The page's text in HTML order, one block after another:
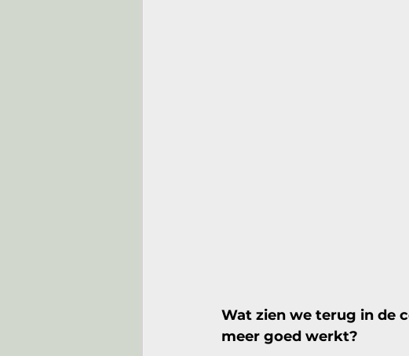
Wat zien we terug in de
meer goed werkt?